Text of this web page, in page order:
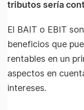
tributos sería
El BAIT o EBIT
beneficios que
rentables en un
aspectos en
intereses.